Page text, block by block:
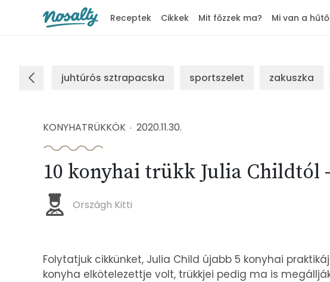
Receptek Cikkek Mit főzzek ma? Mi van a
juhtúrós sztrapacska sportszelet zakuszka
KONYHATRÜKKÖK 2020.11.30.
10 konyhai trükk Julia Childtól
Országh Kitti
Folytatjuk cikkünket, Julia Child újabb 5 konyhai
konyha elkötelezettje volt, trükkjei pedig ma is